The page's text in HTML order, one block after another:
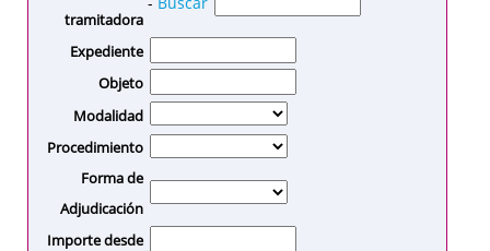
tramitadora
Expediente
Objeto
Modalidad
Procedimiento
Forma de
Adjudicación
Importe desde